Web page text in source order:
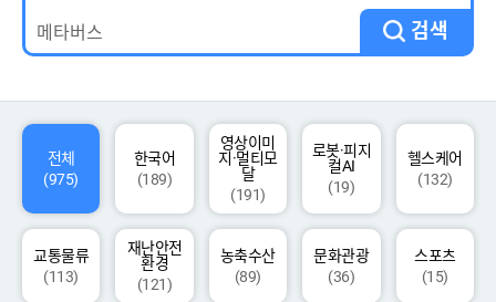
AI 허브소개
AI 개발지원
고객지원
검색
전체
(975)
한국어
(189)
영상이미
지·멀티모
달
(191)
로봇·피지
컬AI
(19)
헬스케어
(132)
교통물류
(113)
재난안전
환경
(121)
농축수산
(89)
문화관광
(36)
스포츠
(15)